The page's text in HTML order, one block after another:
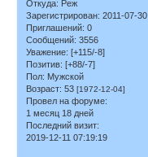
Откуда: Реж
Зарегистрирован: 2011-07-30
Приглашений: 0
Сообщений: 3556
Уважение: [+115/-8]
Позитив: [+88/-7]
Пол: Мужской
Возраст: 53 [1972-12-04]
Провел на форуме:
1 месяц 18 дней
Последний визит:
2019-12-11 07:19:19